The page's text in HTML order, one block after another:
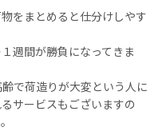
をまとめると仕分けしやす
週間が勝負になってきま
で荷造りが大変という人に
サービスもございますの